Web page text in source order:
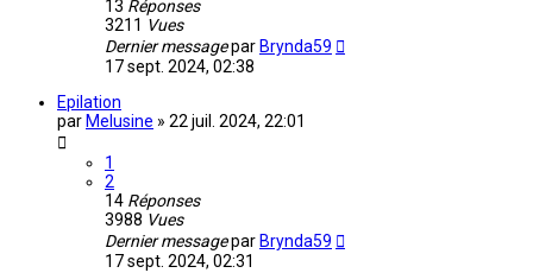
13 Réponses
3211 Vues
Dernier messagepar Brynda59
17 sept. 2024, 02:38
Epilation
par Melusine » 22 juil. 2024, 22:01
1
2
14 Réponses
3988 Vues
Dernier messagepar Brynda59
17 sept. 2024, 02:31